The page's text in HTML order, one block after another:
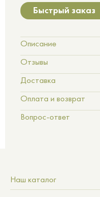
Быстрый заказ
Описание
Отзывы
Доставка
Оплата и возврат
Вопрос-ответ
Наш каталог